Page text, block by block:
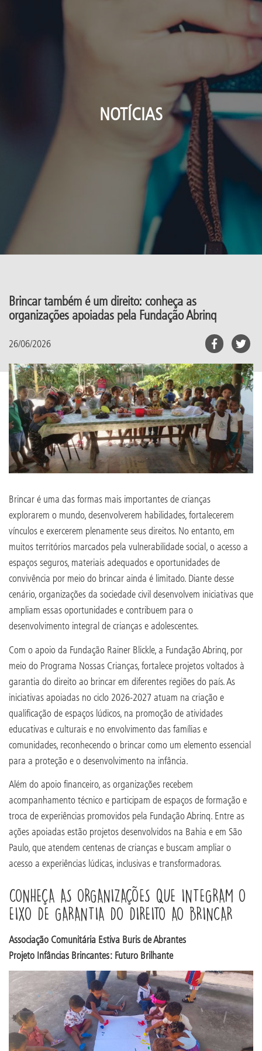
NOTÍCIAS
Brincar também é um direito: conheça as
organizações apoiadas pela Fundação Abrinq
26/06/2026
Brincar é uma das formas mais importantes de crianças
explorarem o mundo, desenvolverem habilidades, fortalecerem
vínculos e exercerem plenamente seus direitos. No entanto, em
muitos territórios marcados pela vulnerabilidade social, o acesso a
espaços seguros, materiais adequados e oportunidades de
convivência por meio do brincar ainda é limitado. Diante desse
cenário, organizações da sociedade civil desenvolvem iniciativas que
ampliam essas oportunidades e contribuem para o
desenvolvimento integral de crianças e adolescentes.
Com o apoio da Fundação Rainer Blickle, a Fundação Abrinq, por
meio do Programa Nossas Crianças, fortalece projetos voltados à
garantia do direito ao brincar em diferentes regiões do país. As
iniciativas apoiadas no ciclo 2026-2027 atuam na criação e
qualificação de espaços lúdicos, na promoção de atividades
educativas e culturais e no envolvimento das famílias e
comunidades, reconhecendo o brincar como um elemento essencial
para a proteção e o desenvolvimento na infância.
Além do apoio financeiro, as organizações recebem
acompanhamento técnico e participam de espaços de formação e
troca de experiências promovidos pela Fundação Abrinq. Entre as
ações apoiadas estão projetos desenvolvidos na Bahia e em São
Paulo, que atendem centenas de crianças e buscam ampliar o
acesso a experiências lúdicas, inclusivas e transformadoras.
CONHEÇA AS ORGANIZAÇÕES QUE INTEGRAM O
EIXO DE GARANTIA DO DIREITO AO BRINCAR
Associação Comunitária Estiva Buris de Abrantes
Projeto Infâncias Brincantes: Futuro Brilhante